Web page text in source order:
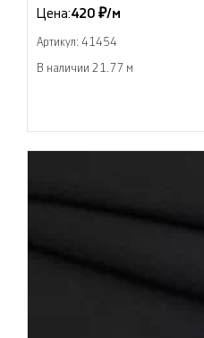
Цена:420 ₽/м
Артикул: 41454
В наличии 21.77 м